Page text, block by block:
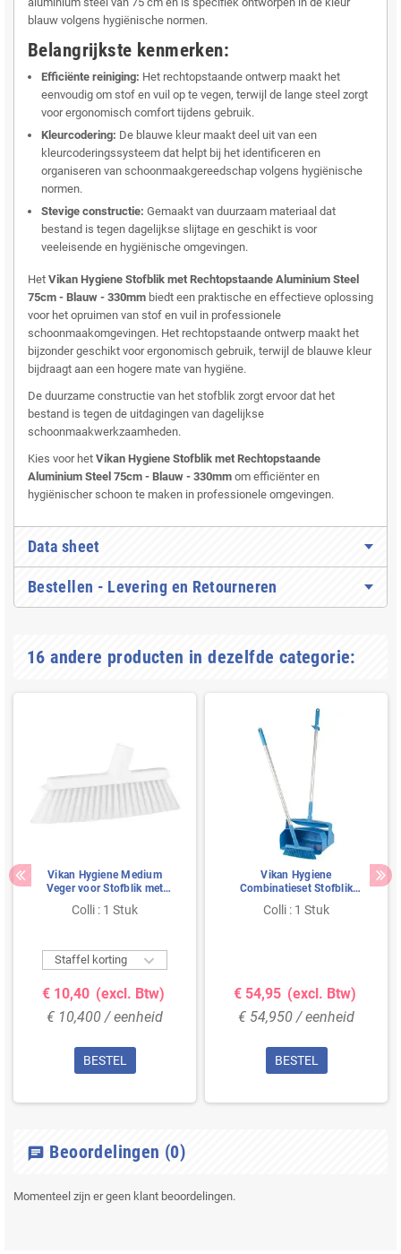
blauw volgens hygiënische normen.
Belangrijkste kenmerken:
Efficiënte reiniging: Het rechtopstaande ontwerp maakt het
eenvoudig om stof en vuil op te vegen, terwijl de lange steel zorgt
voor ergonomisch comfort tijdens gebruik.
Kleurcodering: De blauwe kleur maakt deel uit van een
kleurcoderingssysteem dat helpt bij het identificeren en
organiseren van schoonmaakgereedschap volgens hygiënische
normen.
Stevige constructie: Gemaakt van duurzaam materiaal dat
bestand is tegen dagelijkse slijtage en geschikt is voor
veeleisende en hygiënische omgevingen.
Het Vikan Hygiene Stofblik met Rechtopstaande Aluminium Steel
75cm - Blauw - 330mm biedt een praktische en effectieve oplossing
voor het opruimen van stof en vuil in professionele
schoonmaakomgevingen. Het rechtopstaande ontwerp maakt het
bijzonder geschikt voor ergonomisch gebruik, terwijl de blauwe kleur
bijdraagt aan een hogere mate van hygiëne.
De duurzame constructie van het stofblik zorgt ervoor dat het
bestand is tegen de uitdagingen van dagelijkse
schoonmaakwerkzaamheden.
Kies voor het Vikan Hygiene Stofblik met Rechtopstaande
Aluminium Steel 75cm - Blauw - 330mm om efficiënter en
hygiënischer schoon te maken in professionele omgevingen.
Data sheet
Bestellen - Levering en Retourneren
16 andere producten in dezelfde categorie:
Vikan Hygiene Medium
Veger voor Stofblik met
Lange Steel - 250 mm - Wit
Colli : 1 Stuk
Staffel korting 
€ 10,40 (excl. Btw)
€ 10,400 / eenheid
BESTEL
Vikan Hygiene
Combinatieset Stofblik
350mm - Blauw - met
Medium Veger 250mm en
Colli : 1 Stuk
€ 54,95 (excl. Btw)
€ 54,950 / eenheid
BESTEL
chat Beoordelingen (0)
Momenteel zijn er geen klant beoordelingen.